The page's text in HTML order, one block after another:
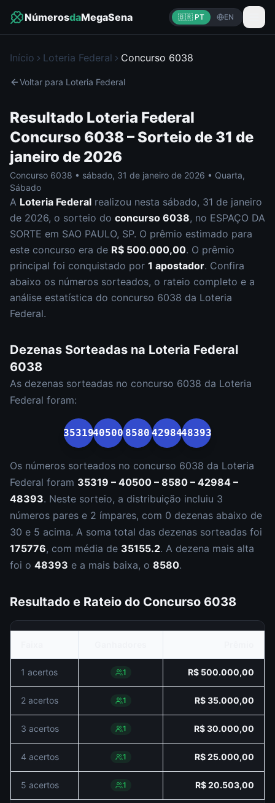
NúmerosdaMegaSena 🇧🇷 PT EN
Início Loteria Federal Concurso 6038
Voltar para Loteria Federal
Resultado Loteria Federal
Concurso 6038– Sorteio de 31 de
janeiro de 2026
Concurso 6038 • sábado, 31 de janeiro de 2026 • Quarta,
Sábado
A Loteria Federal realizou nesta sábado, 31 de janeiro
de 2026, o sorteio do concurso 6038, no ESPAÇO DA
SORTE em SAO PAULO, SP. O prêmio estimado para
este concurso era de R$ 500.000,00. O prêmio
principal foi conquistado por 1 apostador. Confira
abaixo os números sorteados, o rateio completo e a
análise estatística do concurso 6038 da Loteria
Federal.
Dezenas Sorteadas na Loteria Federal
6038
As dezenas sorteadas no concurso 6038 da Loteria
Federal foram:
3531940500 8580 4298448393
Os números sorteados no concurso 6038 da Loteria
Federal foram 35319 – 40500 – 8580 – 42984 –
48393. Neste sorteio, a distribuição incluiu 3
números pares e 2 ímpares, com 0 dezenas abaixo de
30 e 5 acima. A soma total das dezenas sorteadas foi
175776, com média de 35155.2. A dezena mais alta
foi o 48393 e a mais baixa, o 8580.
Resultado e Rateio do Concurso 6038
1 acertos 1 R$ 500.000,00
2 acertos 1 R$ 35.000,00
3 acertos 1 R$ 30.000,00
4 acertos 1 R$ 25.000,00
5 acertos 1 R$ 20.503,00